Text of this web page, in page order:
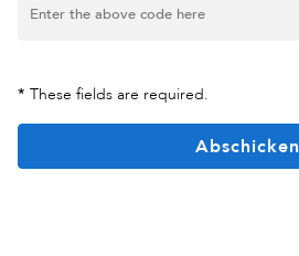
* These fields are required.
Abschicken